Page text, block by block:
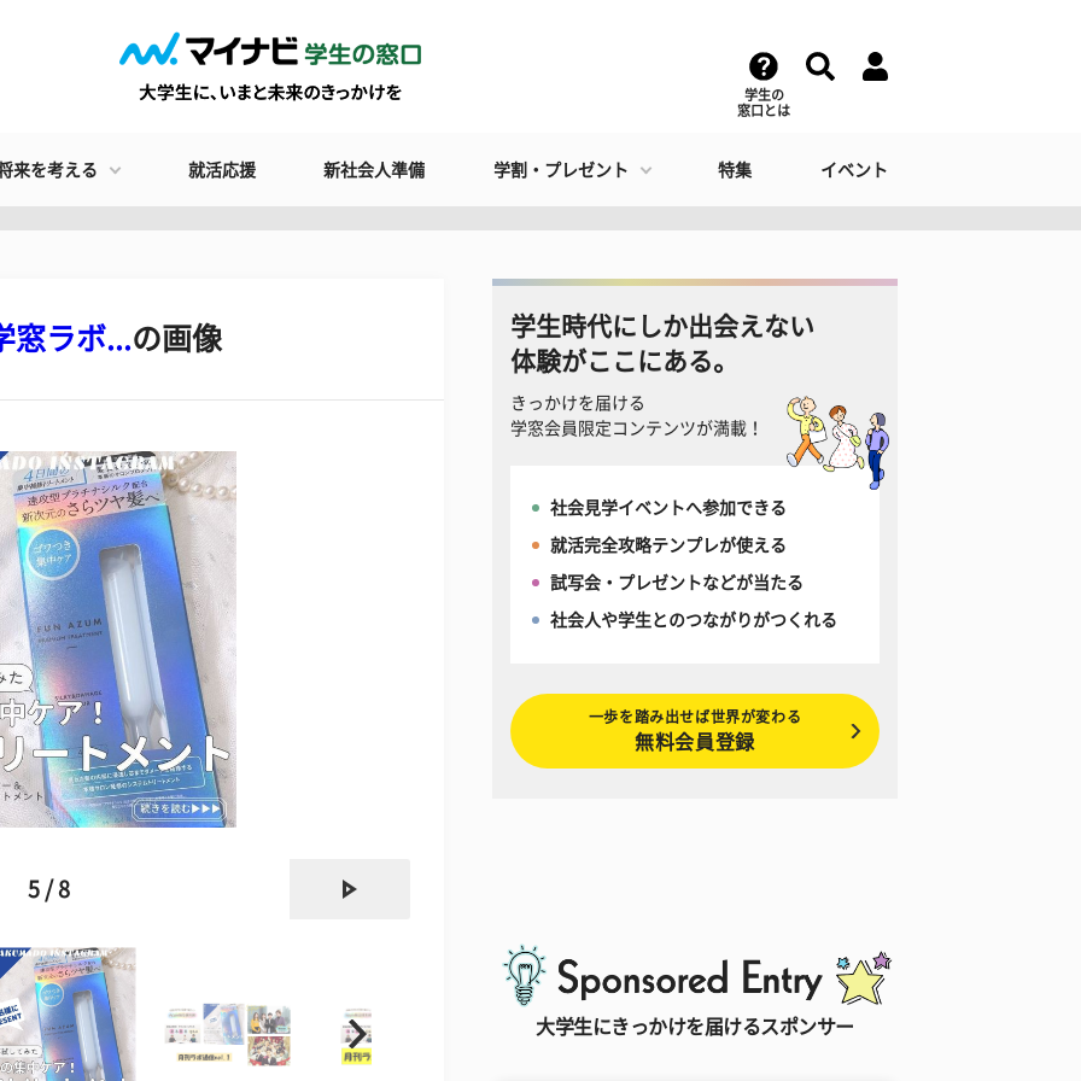
学生の
窓口とは
来を考える 就活応援 新社会人準備 学割・プレゼント 特集 イベント
窓ラボ...の画像
5 / 8
学生時代にしか出会えない
体験がここにある。
きっかけを届ける
学窓会員限定コンテンツが満載！
社会見学イベントへ参加できる
就活完全攻略テンプレが使える
試写会・プレゼントなどが当たる
社会人や学生とのつながりがつくれる
一歩を踏み出せば世界が変わる
無料会員登録
大学生にきっかけを届けるスポンサー